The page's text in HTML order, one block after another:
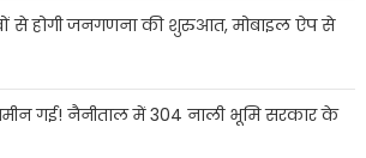
से होगी जनगणना की शुरुआत, मोबाइल ऐप से
गई! नैनीताल में 304 नाली भूमि सरकार के